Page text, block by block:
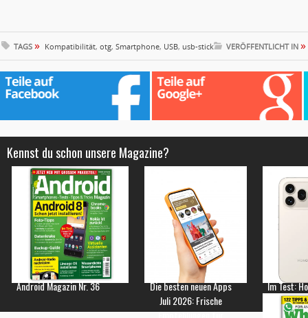
TAGS » Kompatibilität, otg, Smartphone, USB, usb-stick VERÖFFENTLICHT IN »
Kennst du schon unsere Magazine?
Android Magazin Nr. 36
Die besten neuen Apps
Juli 2026: Frische
Empfehlungen für
Im Test: